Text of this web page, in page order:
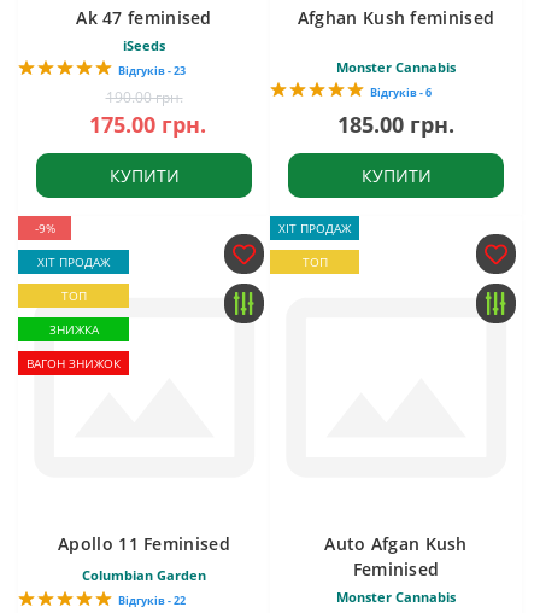
Ak 47 feminised
iSeeds
Відгуків - 23
190.00 грн.
175.00 грн.
КУПИТИ
Afghan Kush feminised
Monster Cannabis
Відгуків - 6
185.00 грн.
КУПИТИ
-9%
ХІТ ПРОДАЖ
ТОП
ЗНИЖКА
ВАГОН ЗНИЖОК
Apollo 11 Feminised
Columbian Garden
Відгуків - 22
ХІТ ПРОДАЖ
ТОП
Auto Afgan Kush
Feminised
Monster Cannabis